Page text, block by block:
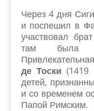
Через 4 дня
и поспешил в
участвовал
там была
Привлекательная
де Тоски (1419
детей,
и со временем
Папой Римским.